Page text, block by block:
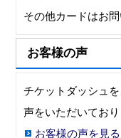
その他カードはお問
お客様の声
チケットダッシュ
声をいただいており
お客様の声を見る